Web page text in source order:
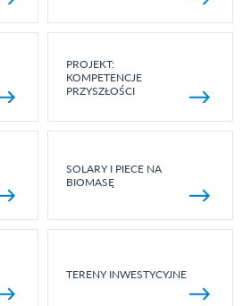
PROJEKT:
KOMPETENCJE
PRZYSZŁOŚCI
SOLARY I PIECE NA
BIOMASĘ
TERENY INWESTYCYJNE